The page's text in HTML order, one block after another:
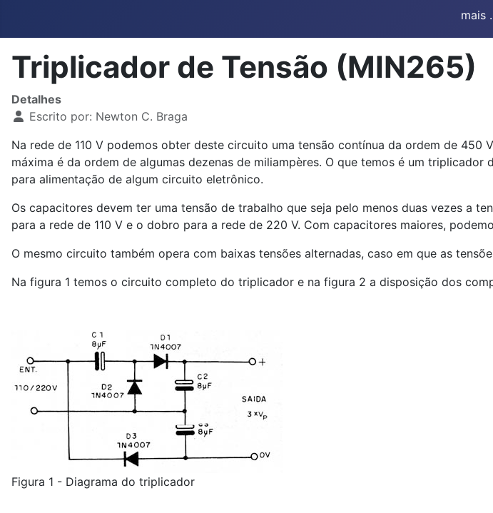
mais
Triplicador de Tensão (MIN265)
Detalhes
Escrito por: Newton C. Braga
Na rede de 110 V podemos obter deste circuito uma tensão contínua da ordem de
máxima é da ordem de algumas dezenas de miliampères. O que temos é um
para alimentação de algum circuito eletrônico.
Os capacitores devem ter uma tensão de trabalho que seja pelo menos duas vezes a
para a rede de 110 V e o dobro para a rede de 220 V. Com capacitores maiores,
O mesmo circuito também opera com baixas tensões alternadas, caso em que as
Na figura 1 temos o circuito completo do triplicador e na figura 2 a disposição dos
Figura 1 - Diagrama do triplicador